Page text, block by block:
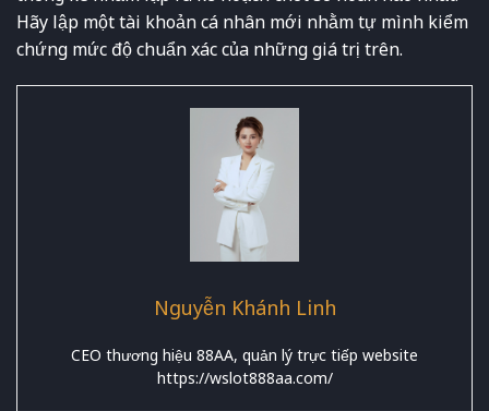
Hãy lập một tài khoản cá nhân mới nhằm tự mình kiểm
chứng mức độ chuẩn xác của những giá trị trên.
Nguyễn Khánh Linh
CEO thương hiệu 88AA, quản lý trực tiếp website
https://wslot888aa.com/